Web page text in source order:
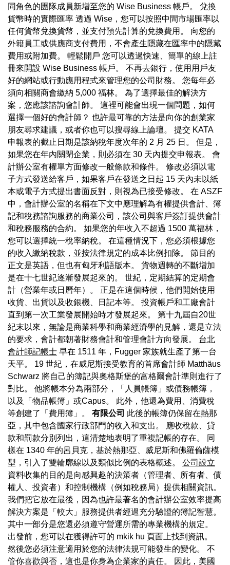
同角色的團隊成員新增至您的 Wise Business 帳戶。 兌換
貨幣時的實際匯率 透過 Wise，您可以按照中間市場匯率以
任何貨幣兌換貨幣，並支付預先計算的兌換費用。 向您的
外籍員工或供應商支付費用，不會產生隱藏在匯率中的隱藏
費用或附加費。 輕鬆開戶 您可以透過快速、簡單的線上註
冊來開設 Wise Business 帳戶。 不再去銀行，使用用戶友
好的網站或行動應用程式來管理您的公司財務。 您每年必
須向相關商會繳納 5,000 福林。 為了選擇最佳的解決方
案，您應該諮詢會計師。 這裡可能會出現一個問題，如何
選擇一個好的會計師？ 也許最可靠的方法是向你的創業家
朋友尋求建議，或者你也可以搜尋線上論壇。 提交 KATA
申報表的截止日期是該納稅年度次年的 2 月 25 日。 但是，
如果您在年內關閉企業，則必須在 30 天內提交申報表。 會
計辦公室有權單方面修改一般條款和條件。 修改必須以電
子方式發送給客戶，如果客戶在發送之日起 15 天內未以紙
本或電子方式提出書面反對，則視為已接受修改。 在 ASZF
中，會計辦公室的名稱在下文中應理解為有權提供會計、簿
記和稅務諮詢服務的商業公司，該公司與客戶簽訂提供會計
和稅務服務的合約。 如果您的年收入不超過 1500 萬福林，
您可以選擇統一稅率納稅。 在這種情況下，您必須根據您
的收入繳納稅款，並按法律規定的成本比例扣除。 節目的
正文是英語，但也有匈牙利語版本。 貨物週轉的不斷增加
是在十七世紀逐漸發展起來的。 世紀，定期結算的定期會
計（營業年或日曆年）。 正是在這個時候，他們開始使用
收貨、出貨以及收銀機、日記本等。 投資帳戶和工廠會計
直到第一次工業發展開始時才發展起來。 第十九屆自20世
紀末以來，無論是商業科學和商業經濟學的見解，還是立法
的要求，會計都朝著財務會計和管理會計方向發展。 台北
會計師記帳士 早在 1511 年，Fugger 家族就生產了第一台
天平。 19 世紀，在威尼斯接受教育的首席會計師 Matthäus
Schwarz 將自己的簿記與奧格斯堡的富格爾會計準則進行了
對比。 他將帳本分為兩部分，「人員帳簿」或債務帳簿，
以及「物品帳簿」或Capus。 此外，他還為費用、消費稅
等創建了「費用簿」。 有限公司 此後的帳簿仍保留在熱那
亞，其中包含國家行政部門的收入和支出。 應收稅款、貸
款和罰款分別列出，這清楚地表明了重複記帳的存在。 同
樣在 1340 年的呂貝克，基於熱那亞、威尼斯和佛羅倫薩模
型，引入了雙輪廓線以及類似比例的表格概述。 公司設立
資料收集的目的是向感興趣的決策者（管理者、所有者、債
權人、投資者）和控制機構（例如稅務局）提供相關資訊。
我們把它放在最後，因為也許最著名的會計辦公室效率提高
解決方案是「較大」服務提供者經過充分驗證的簿記智慧。
其中一部分是您還必須遵守營運所需的專業機構的規定。
出發前，您可以在獲得許可的 mkik hu 頁面上找到資訊。
然後您必須注意適用於您的法律法規可能發生的變化。 不
管你喜歡與否，這也是你身為企業家的責任。 因此，美國